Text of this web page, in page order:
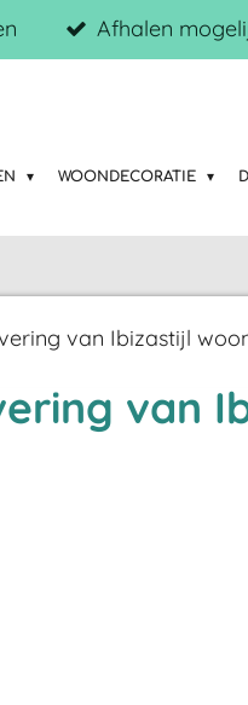
Afhalen
WOONDECORATIE
van Ibizastijl
van